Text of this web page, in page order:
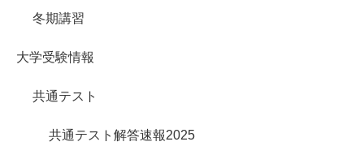
冬期講習
大学受験情報
共通テスト
共通テスト解答速報2025